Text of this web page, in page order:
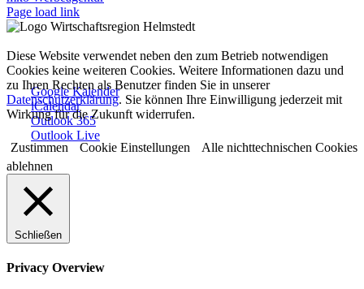
Google Kalender
iCalendar
Outlook 365
Outlook Live
Page load link
Diese Website verwendet neben den zum Betrieb notwendigen
Cookies keine weiteren Cookies. Weitere Informationen dazu und
zu Ihren Rechten als Benutzer finden Sie in unserer
Datenschutzerklärung. Sie können Ihre Einwilligung jederzeit mit
Wirkung für die Zukunft widerrufen.
Zustimmen Cookie Einstellungen
Alle nichttechnischen Cookies
ablehnen
Schließen
Privacy Overview